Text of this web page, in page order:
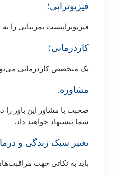
فیزیوتراپی؛
فیزیوتراپیست تمریناتی
کاردرمانی؛
یک متخصص کاردرمانی
مشاوره.
صحبت با مشاور این باور را
شما پیشنهاد خواهند داد.
تغییر سبک زندگی و
باید به نکاتی جهت